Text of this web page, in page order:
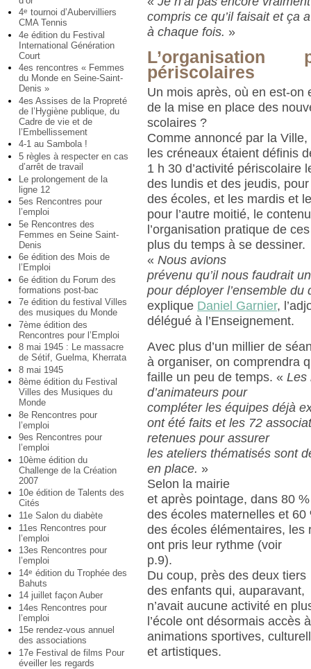
4e tournoi d’Aubervilliers
CMA Tennis
4e édition du Festival
International Génération
Court
4es rencontres « Femmes
du Monde en Seine-Saint-
Denis »
4es Assises de la Propreté
de l’Hygiène publique, du
Cadre de vie et de
l’Embellissement
4-1 au Sambola !
5 règles à respecter en cas
d’arrêt de travail
Le prolongement de la
ligne 12
5es Rencontres pour
l’emploi
5e Rencontres des
Femmes en Seine Saint-
Denis
6e édition des Mois de
l’Emploi
6e édition du Forum des
formations post-bac
7e édition du festival Villes
des musiques du Monde
7ème édition des
Rencontres pour l’Emploi
8 mai 1945 : Le massacre
de Sétif, Guelma, Kherrata
8 mai 1945
8ème édition du Festival
Villes des Musiques du
Monde
8e Rencontres pour
l’emploi
9es Rencontres pour
l’emploi
10ème édition du
Challenge de la Création
2007
10e édition de Talents des
Cités
11e Salon du diabète
11es Rencontres pour
l’emploi
13es Rencontres pour
l’emploi
14e édition du Trophée des
Bahuts
14 juillet façon Auber
14es Rencontres pour
l’emploi
15e rendez-vous annuel
des associations
17e Festival de films Pour
éveiller les regards
compris ce qu’il faisait et ça
à chaque fois. »
périscolaires
Un mois après, où en est-on
de la mise en place des
scolaires ?
Comme annoncé par la Ville,
les créneaux étaient définis
1 h 30 d’activité périscolaire
des lundis et des jeudis,
des écoles, et les mardis et
pour l’autre moitié, le
l’organisation pratique de
plus du temps à se dessiner.
«Nous avions
prévenu qu’il nous faudrait
pour déployer l’ensemble du
explique Daniel Garnier,
délégué à l’Enseignement.
Avec plus d’un millier de
à organiser, on comprendra
faille un peu de temps. «Les
d’animateurs pour
compléter les équipes déjà
ont été faits et les 72
retenues pour assurer
les ateliers thématisés sont
en place. »
Selon la mairie
et après pointage, dans 80 %
des écoles maternelles et 60
des écoles élémentaires, les
ont pris leur rythme (voir
p.9).
Du coup, près des deux tiers
des enfants qui, auparavant,
n’avait aucune activité en
l’école ont désormais accès
animations sportives,
et artistiques.